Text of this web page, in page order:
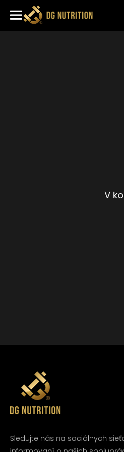
V
Sledujte nás na sociálnych